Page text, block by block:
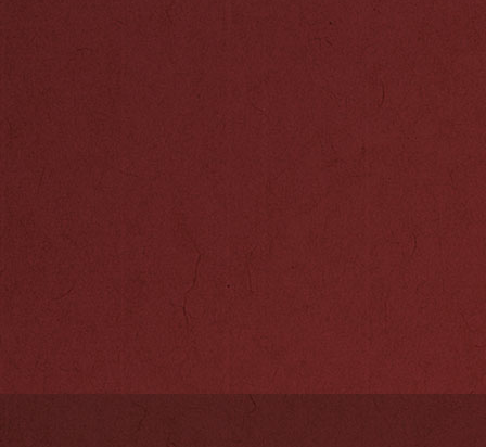
第七次下西洋：
宣德五年（
闻记·下西洋
手、通事、办